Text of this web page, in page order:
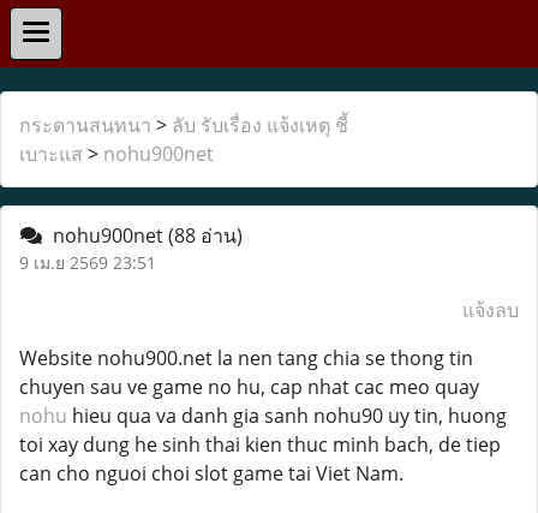
กระดานสนทนา > ลับ รับเรื่อง แจ้งเหตุ ชี้
เบาะแส > nohu900net
nohu900net(88 อ่าน)
9 เม.ย 2569 23:51
แจ้งลบ
Website nohu900.net la nen tang chia se thong tin
chuyen sau ve game no hu, cap nhat cac meo quay
nohu hieu qua va danh gia sanh nohu90 uy tin, huong
toi xay dung he sinh thai kien thuc minh bach, de tiep
can cho nguoi choi slot game tai Viet Nam.